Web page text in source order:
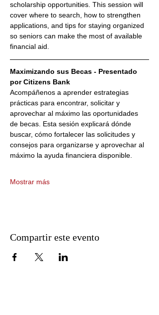
scholarship opportunities. This session will
cover where to search, how to strengthen
applications, and tips for staying organized
so seniors can make the most of available
financial aid.
Maximizando sus Becas - Presentado
por Citizens Bank
Acompáñenos a aprender estrategias
prácticas para encontrar, solicitar y
aprovechar al máximo las oportunidades
de becas. Esta sesión explicará dónde
buscar, cómo fortalecer las solicitudes y
consejos para organizarse y aprovechar al
máximo la ayuda financiera disponible.
Mostrar más
Compartir este evento